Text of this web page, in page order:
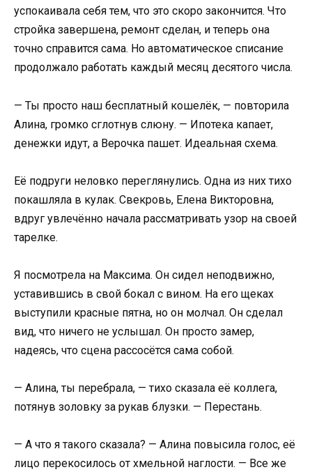
успокаивала себя тем, что это скоро закончится. Что
стройка завершена, ремонт сделан, и теперь она
точно справится сама. Но автоматическое списание
продолжало работать каждый месяц десятого числа.
— Ты просто наш бесплатный кошелёк, — повторила
Алина, громко сглотнув слюну. — Ипотека капает,
денежки идут, а Верочка пашет. Идеальная схема.
Её подруги неловко переглянулись. Одна из них тихо
покашляла в кулак. Свекровь, Елена Викторовна,
вдруг увлечённо начала рассматривать узор на своей
тарелке.
Я посмотрела на Максима. Он сидел неподвижно,
уставившись в свой бокал с вином. На его щеках
выступили красные пятна, но он молчал. Он сделал
вид, что ничего не услышал. Он просто замер,
надеясь, что сцена рассосётся сама собой.
— Алина, ты перебрала, — тихо сказала её коллега,
потянув золовку за рукав блузки. — Перестань.
— А что я такого сказала? — Алина повысила голос, её
лицо перекосилось от хмельной наглости. — Все же